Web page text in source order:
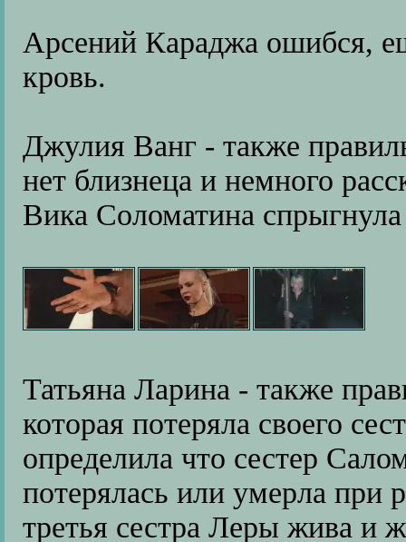
Арсений Караджа ошибся,
кровь.
Джулия Ванг - также
нет близнеца и немного
Вика Соломатина
Татьяна Ларина - также
которая потеряла своего
определила что сестер
потерялась или умерла при
третья сестра Леры жива и